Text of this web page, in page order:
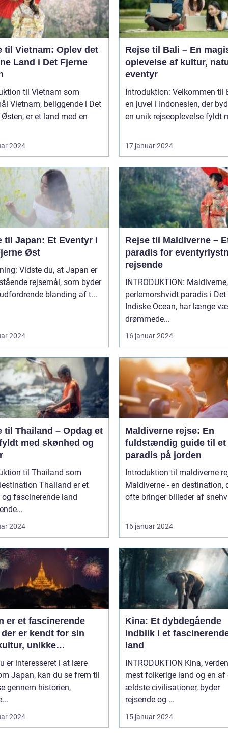
til Vietnam: Oplev det
Land i Det Fjerne
til Vietnam som
i Det
Østen, er et land med en
2024
Rejse til Bali – En
oplevelse af kultur,
eventyr
Introduktion: Velkommen til
en juvel i Indonesien, der
en unik rejseoplevelse fyldt
17 januar 2024
til Japan: Et Eventyr i
Øst
Vidste du, at Japan er
rejsemål, som byder
blanding af t...
2024
Rejse til Maldiverne –
paradis for
rejsende
INTRODUKTION:
perlemorshvidt paradis i Det
Indiske Ocean, har længe
drømmede...
16 januar 2024
til Thailand – Opdag et
med skønhed og
til Thailand som
Thailand er et
fascinerende land
2024
Maldiverne rejse: En
fuldstændig guide til et
paradis på jorden
Introduktion til maldiverne
Maldiverne - en destination,
ofte bringer billeder af
16 januar 2024
er et fascinerende
er kendt for sin
unikke
og fantastiske
er interesseret i at lære
Japan, kan du se frem til
gennem historien,
2024
Kina: Et dybdegående
indblik i et
land
INTRODUKTION Kina,
mest folkerige land og en af
ældste civilisationer, byder
rejsende og ...
15 januar 2024